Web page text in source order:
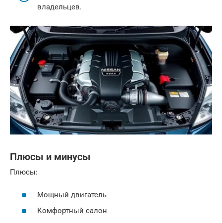
владельцев.
Плюсы и минусы
Плюсы:
Мощный двигатель
Комфортный салон